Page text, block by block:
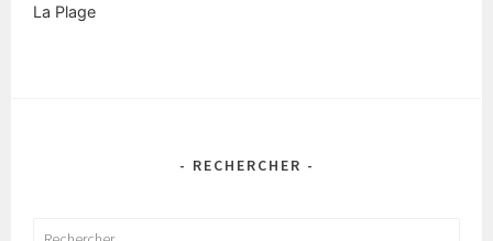
La Plage
- RECHERCHER -
Rechercher :